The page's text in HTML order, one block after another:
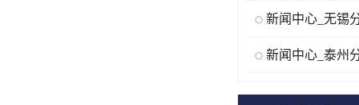
新闻中心_无锡
新闻中心_泰州